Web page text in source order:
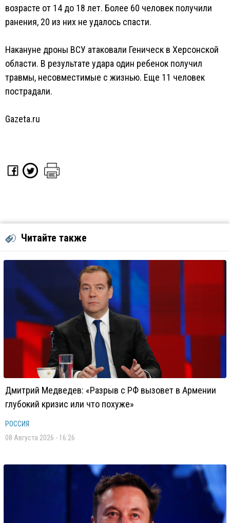
возрасте от 14 до 18 лет. Более 60 человек получили
ранения, 20 из них не удалось спасти.
Накануне дроны ВСУ атаковали Геническ в Херсонской
области. В результате удара один ребенок получил
травмы, несовместимые с жизнью. Еще 11 человек
пострадали.
Gazeta.ru
Читайте также
Дмитрий Медведев: «Разрыв с РФ вызовет в Армении
глубокий кризис или что похуже»
РОССИЯ
08 Августа 2026 - 16:26